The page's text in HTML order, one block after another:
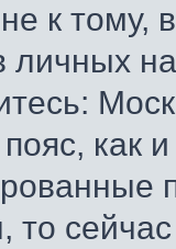
к тому,
как
то